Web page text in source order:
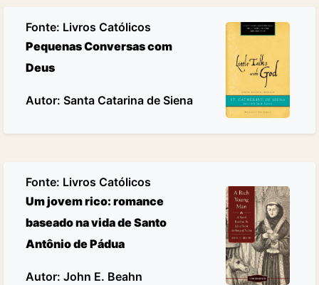
Fonte: Livros Católicos
Pequenas Conversas com
Deus
Autor: Santa Catarina de Siena
Fonte: Livros Católicos
Um jovem rico: romance
baseado na vida de Santo
Antônio de Pádua
Autor: John E. Beahn